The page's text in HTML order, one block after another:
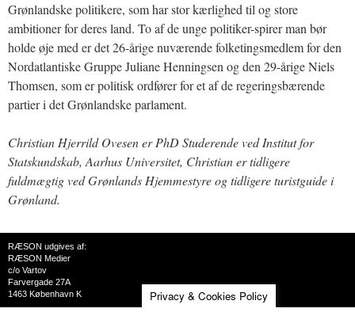
Grønlandske politikere, som har stor kærlighed til og store
ambitioner for deres land. To af de unge politiker-spirer man bør
holde øje med er det 26-årige nuværende folketingsmedlem for den
Nordatlantiske Gruppe Juliane Henningsen og den 29-årige Niels
Thomsen, som er politisk ordfører for et af de regeringsbærende
partier i det Grønlandske parlament.
Christian Hjerrild Ovesen er PhD Studerende ved Institut for
Statskundskab, Aarhus Universitet, Christian er tidligere
fuldmægtig ved Grønlands Hjemmestyre og tidligere turistguide i
Grønland.
RÆSON udgives af:
RÆSON Medier
c/o Vartov
Farvergade 27A
1463 København K
Privacy & Cookies Policy